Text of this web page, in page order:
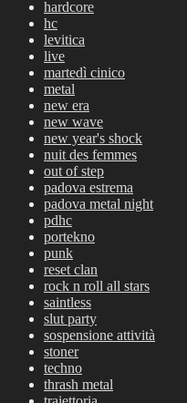
hardcore
hc
levitica
live
martedì cinico
metal
new era
new wave
new year's shock
nuit des femmes
out of step
padova estrema
padova metal night
pdhc
portekno
punk
reset clan
rock n roll all stars
saintless
slut party
sospensione attività
stoner
techno
thrash metal